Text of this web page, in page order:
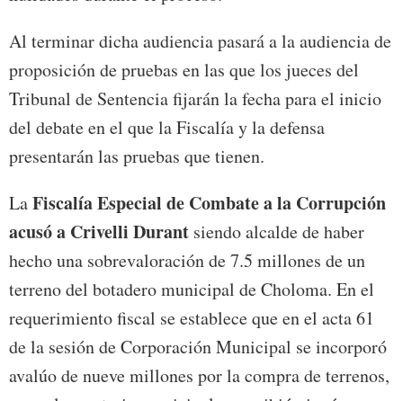
Al terminar dicha audiencia pasará a la audiencia de
proposición de pruebas en las que los jueces del
Tribunal de Sentencia fijarán la fecha para el inicio
del debate en el que la Fiscalía y la defensa
presentarán las pruebas que tienen.
LaFiscalía Especial de Combate a la Corrupción
acusó a Crivelli Durant siendo alcalde de haber
hecho una sobrevaloración de 7.5 millones de un
terreno del botadero municipal de Choloma. En el
requerimiento fiscal se establece que en el acta 61
de la sesión de Corporación Municipal se incorporó
avalúo de nueve millones por la compra de terrenos,